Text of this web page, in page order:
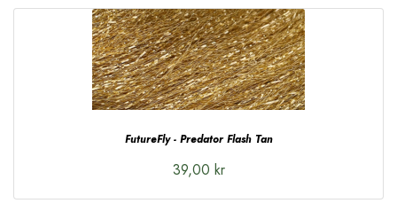
FutureFly - Predator Flash Tan
39,00 kr